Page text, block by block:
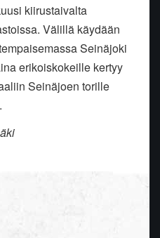
kiirustaivalta
Välillä käydään
Seinäjoki
erikoiskokeille kertyy
Seinäjoen torille